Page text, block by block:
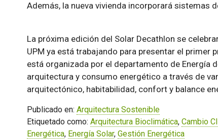
Además, la nueva vivienda incorporará sistemas
La próxima edición del Solar Decathlon se
UPM ya está trabajando para presentar el
está organizada por el departamento de Energía
arquitectura y consumo energético a través de
arquitectónico, habitabilidad, confort y balance
Publicado en: Arquitectura Sostenible
Etiquetado como: Arquitectura Bioclimática, Cambio
Energética, Energía Solar, Gestión Energética